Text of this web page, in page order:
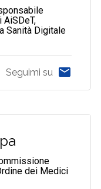
Sanità Digitale
Seguimi su
dei Medici